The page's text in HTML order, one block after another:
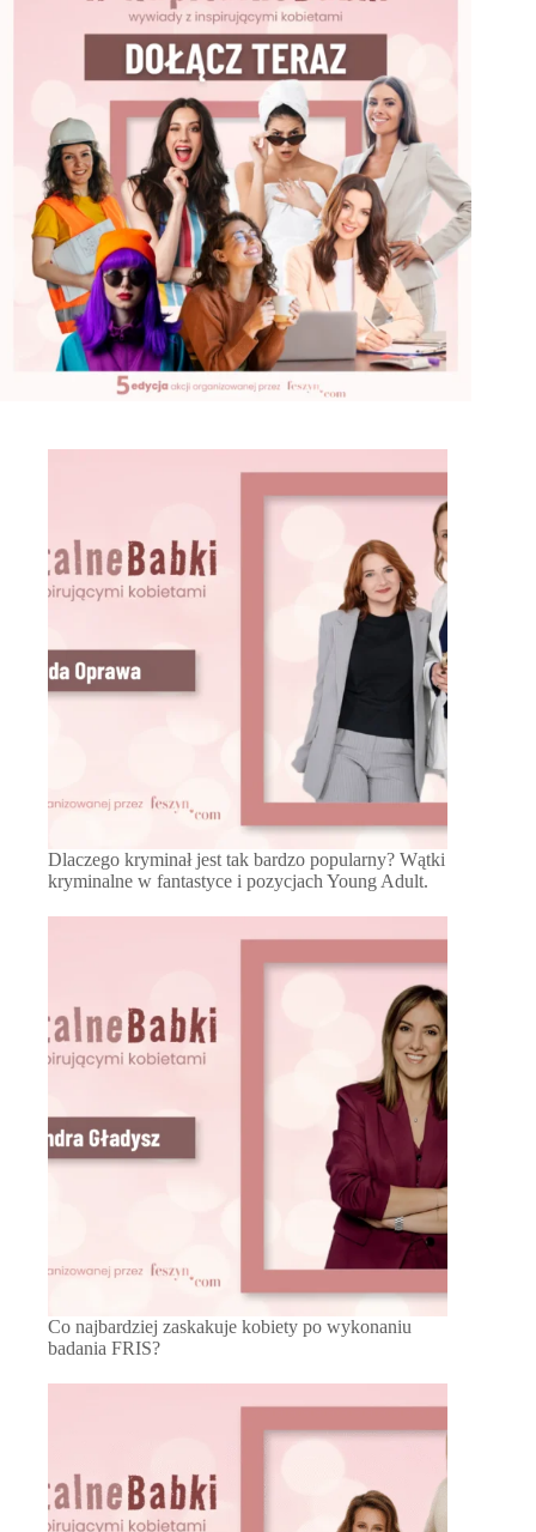
Dlaczego kryminał jest tak bardzo popularny? Wątki
kryminalne w fantastyce i pozycjach Young Adult.
Co najbardziej zaskakuje kobiety po wykonaniu
badania FRIS?